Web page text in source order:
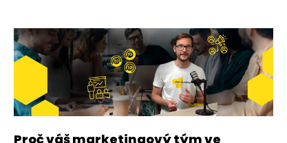
Proč váš marketingový tým ve